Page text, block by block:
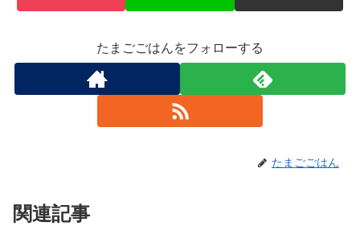
たまごごはんをフォローする
たまごごはん
関連記事